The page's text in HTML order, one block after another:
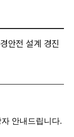
안전 설계 경진